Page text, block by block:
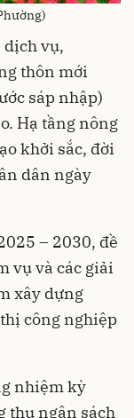
dịch vụ,
thôn mới
sáp nhập)
Hạ tầng nông
khởi sắc, đời
dân ngày
– 2030, đề
vụ và các giải
xây dựng
công nghiệp
nhiệm kỳ
thu ngân sách